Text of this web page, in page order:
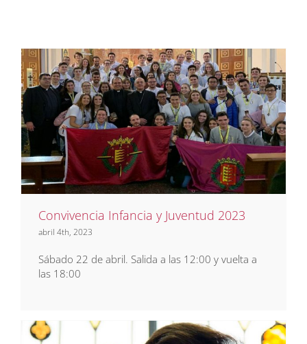
Convivencia Infancia y Juventud
2023
Eventos Juventud Noticias
Convivencia Infancia y Juventud 2023
abril 4th, 2023
Sábado 22 de abril. Salida a las 12:00 y vuelta a
las 18:00